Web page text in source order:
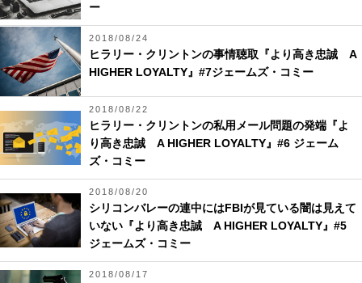
ー
2018/08/24
ヒラリー・クリントンの事情聴取『より高き忠誠 A
HIGHER LOYALTY』#7ジェームズ・コミー
2018/08/22
ヒラリー・クリントンの私用メール問題の発端『よ
り高き忠誠 A HIGHER LOYALTY』#6 ジェーム
ズ・コミー
2018/08/20
シリコンバレーの連中にはFBIが見ている闇は見えて
いない『より高き忠誠 A HIGHER LOYALTY』#5
ジェームズ・コミー
2018/08/17